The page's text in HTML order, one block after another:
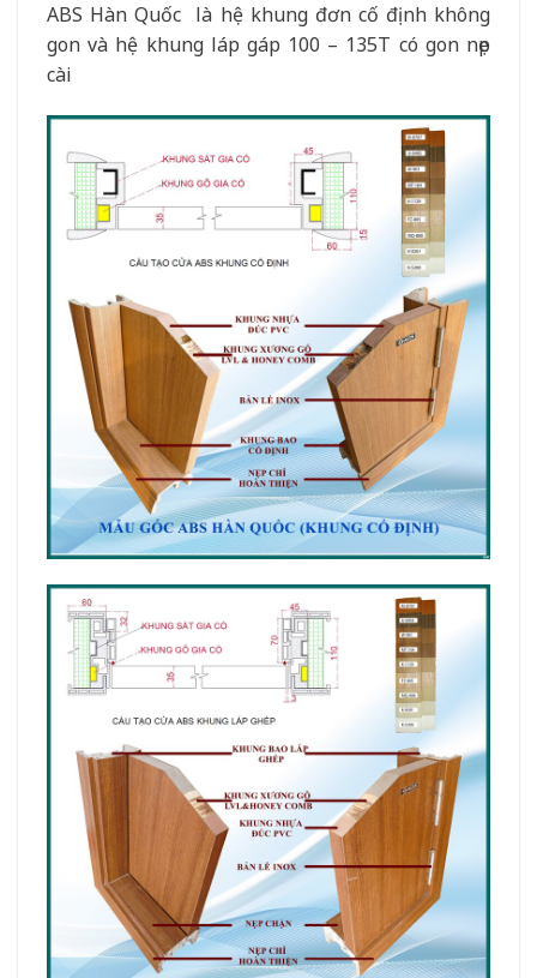
ABS Hàn Quốc là hệ khung đơn cố định không
gon và hệ khung láp gáp 100 – 135T có gon nẹp
cài